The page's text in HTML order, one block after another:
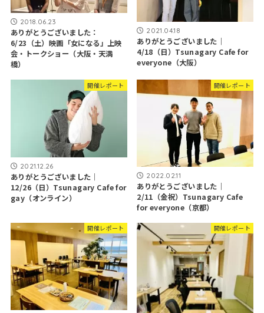
2018.06.23
ありがとうございました：
6/23（土）映画「女になる」上映
会・トークショー（大阪・天満
橋）
2021.04.18
ありがとうございました｜
4/18（日）Tsunagary Cafe for
everyone（大阪）
開催レポート
2021.12.26
ありがとうございました｜
12/26（日）Tsunagary Cafe for
gay（オンライン）
開催レポート
2022.02.11
ありがとうございました｜
2/11（金祝）Tsunagary Cafe
for everyone（京都）
開催レポート 開催レポート